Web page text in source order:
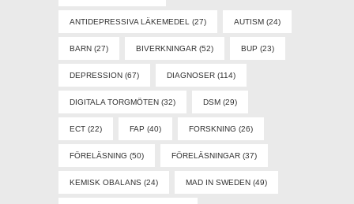
ANTIDEPRESSIVA LÄKEMEDEL (27) AUTISM (24)
BARN (27) BIVERKNINGAR (52) BUP (23)
DEPRESSION (67) DIAGNOSER (114)
DIGITALA TORGMÖTEN (32) DSM (29)
ECT (22) FAP (40) FORSKNING (26)
FÖRELÄSNING (50) FÖRELÄSNINGAR (37)
KEMISK OBALANS (24) MAD IN SWEDEN (49)